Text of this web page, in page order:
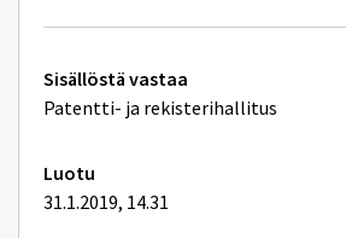
Tekniset
lisätiedot
Sisällöstä vastaa
Patentti- ja rekisterihallitus
Luotu
31.1.2019, 14.31